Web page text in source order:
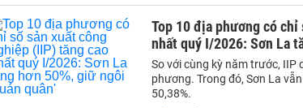
Top 10 địa phương có
nhất quý I/2026: Sơn La
So với cùng kỳ năm trước,
phương. Trong đó, Sơn La
50,38%.